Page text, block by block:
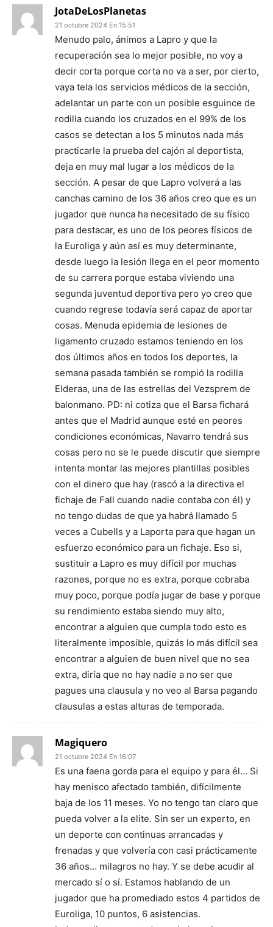
JotaDeLosPlanetas
21 octubre 2024 En 15:51
Menudo palo, ánimos a Lapro y que la
recuperación sea lo mejor posible, no voy a
decir corta porque corta no va a ser, por cierto,
vaya tela los servicios médicos de la sección,
adelantar un parte con un posible esguince de
rodilla cuando los cruzados en el 99% de los
casos se detectan a los 5 minutos nada más
practicarle la prueba del cajón al deportista,
deja en muy mal lugar a los médicos de la
sección. A pesar de que Lapro volverá a las
canchas camino de los 36 años creo que es un
jugador que nunca ha necesitado de su físico
para destacar, es uno de los peores físicos de
la Euroliga y aún así es muy determinante,
desde luego la lesión llega en el peor momento
de su carrera porque estaba viviendo una
segunda juventud deportiva pero yo creo que
cuando regrese todavía será capaz de aportar
cosas. Menuda epidemia de lesiones de
ligamento cruzado estamos teniendo en los
dos últimos años en todos los deportes, la
semana pasada también se rompió la rodilla
Elderaa, una de las estrellas del Vezsprem de
balonmano. PD: ni cotiza que el Barsa fichará
antes que el Madrid aunque esté en peores
condiciones económicas, Navarro tendrá sus
cosas pero no se le puede discutir que siempre
intenta montar las mejores plantillas posibles
con el dinero que hay (rascó a la directiva el
fichaje de Fall cuando nadie contaba con él) y
no tengo dudas de que ya habrá llamado 5
veces a Cubells y a Laporta para que hagan un
esfuerzo económico para un fichaje. Eso si,
sustituir a Lapro es muy difícil por muchas
razones, porque no es extra, porque cobraba
muy poco, porque podía jugar de base y porque
su rendimiento estaba siendo muy alto,
encontrar a alguien que cumpla todo esto es
literalmente imposible, quizás lo más difícil sea
encontrar a alguien de buen nivel que no sea
extra, diría que no hay nadie a no ser que
pagues una clausula y no veo al Barsa pagando
clausulas a estas alturas de temporada.
Magiquero
21 octubre 2024 En 16:07
Es una faena gorda para el equipo y para él… Si
hay menisco afectado también, difícilmente
baja de los 11 meses. Yo no tengo tan claro que
pueda volver a la elite. Sin ser un experto, en
un deporte con continuas arrancadas y
frenadas y que volvería con casi prácticamente
36 años… milagros no hay. Y se debe acudir al
mercado sí o sí. Estamos hablando de un
jugador que ha promediado estos 4 partidos de
Euroliga, 10 puntos, 6 asistencias.